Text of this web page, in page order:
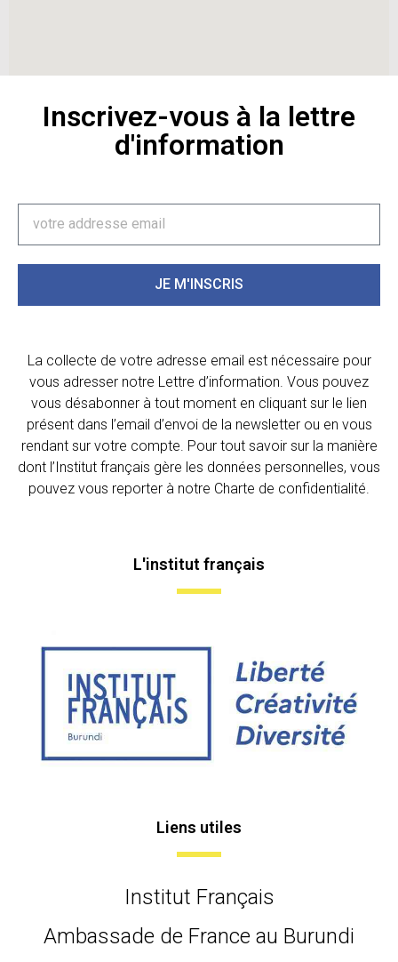
Inscrivez-vous à la lettre
d'information
JE M'INSCRIS
La collecte de votre adresse email est nécessaire pour
vous adresser notre Lettre d’information. Vous pouvez
vous désabonner à tout moment en cliquant sur le lien
présent dans l’email d’envoi de la newsletter ou en vous
rendant sur votre compte. Pour tout savoir sur la manière
dont l’Institut français gère les données personnelles, vous
pouvez vous reporter à notre Charte de confidentialité.
L'institut français
Liens utiles
Institut Français
Ambassade de France au Burundi